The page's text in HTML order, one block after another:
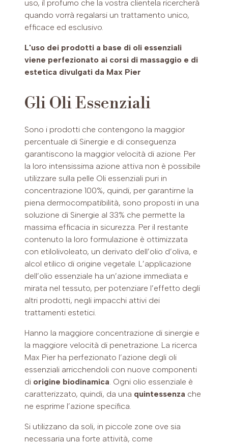
uso, il profumo che la vostra clientela ricercherà
quando vorrà regalarsi un trattamento unico,
efficace ed esclusivo.
L'uso dei prodotti a base di oli essenziali
viene perfezionato ai corsi di massaggio e di
estetica divulgati da Max Pier
Gli Oli Essenziali
Sono i prodotti che contengono la maggior
percentuale di Sinergie e di conseguenza
garantiscono la maggior velocità di azione. Per
la loro intensissima azione attiva non è possibile
utilizzare sulla pelle Oli essenziali puri in
concentrazione 100%, quindi, per garantirne la
piena dermocompatibilità, sono proposti in una
soluzione di Sinergie al 33% che permette la
massima efficacia in sicurezza. Per il restante
contenuto la loro formulazione è ottimizzata
con etilolivoleato, un derivato dell’olio d’oliva, e
alcol etilico di origine vegetale. L’applicazione
dell’olio essenziale ha un’azione immediata e
mirata nel tessuto, per potenziare l’effetto degli
altri prodotti, negli impacchi attivi dei
trattamenti estetici.
Hanno la maggiore concentrazione di sinergie e
la maggiore velocità di penetrazione. La ricerca
Max Pier ha perfezionato l’azione degli oli
essenziali arricchendoli con nuove componenti
di origine biodinamica. Ogni olio essenziale è
caratterizzato, quindi, da una quintessenza che
ne esprime l’azione specifica.
Si utilizzano da soli, in piccole zone ove sia
necessaria una forte attività, come